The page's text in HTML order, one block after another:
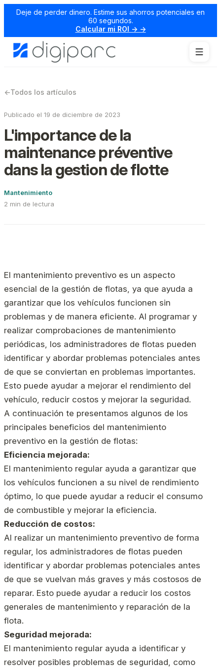
Deje de perder dinero. Estime sus ahorros potenciales en
60 segundos.
Calcular mi ROI → →
←Todos los artículos
Publicado el 19 de diciembre de 2023
L'importance de la
maintenance préventive
dans la gestion de flotte
Mantenimiento
2 min de lectura
El mantenimiento preventivo es un aspecto
esencial de la gestión de flotas, ya que ayuda a
garantizar que los vehículos funcionen sin
problemas y de manera eficiente. Al programar y
realizar comprobaciones de mantenimiento
periódicas, los administradores de flotas pueden
identificar y abordar problemas potenciales antes
de que se conviertan en problemas importantes.
Esto puede ayudar a mejorar el rendimiento del
vehículo, reducir costos y mejorar la seguridad.
A continuación te presentamos algunos de los
principales beneficios del mantenimiento
preventivo en la gestión de flotas:
Eficiencia mejorada:
El mantenimiento regular ayuda a garantizar que
los vehículos funcionen a su nivel de rendimiento
óptimo, lo que puede ayudar a reducir el consumo
de combustible y mejorar la eficiencia.
Reducción de costos:
Al realizar un mantenimiento preventivo de forma
regular, los administradores de flotas pueden
identificar y abordar problemas potenciales antes
de que se vuelvan más graves y más costosos de
reparar. Esto puede ayudar a reducir los costos
generales de mantenimiento y reparación de la
flota.
Seguridad mejorada:
El mantenimiento regular ayuda a identificar y
resolver posibles problemas de seguridad, como